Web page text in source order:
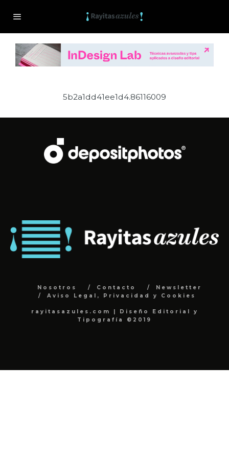
5b2a1dd41ee1d4.86116009
Nosotros Contacto
Newsletter
Aviso Legal, Privacidad y Cookies
rayitasazules.com | Diseño Editorial y
Tipografía ©2019